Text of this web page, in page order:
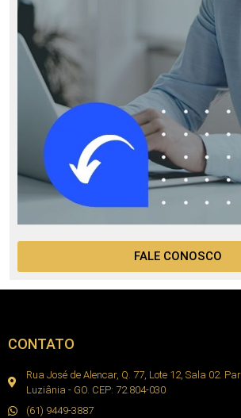
FALE CONOSCO
CONTATO
Rua José de Alencar, Q. 77, Lote 12, Sala 02.
Luziânia - GO. CEP: 72.804-030
(61) 9449-3887